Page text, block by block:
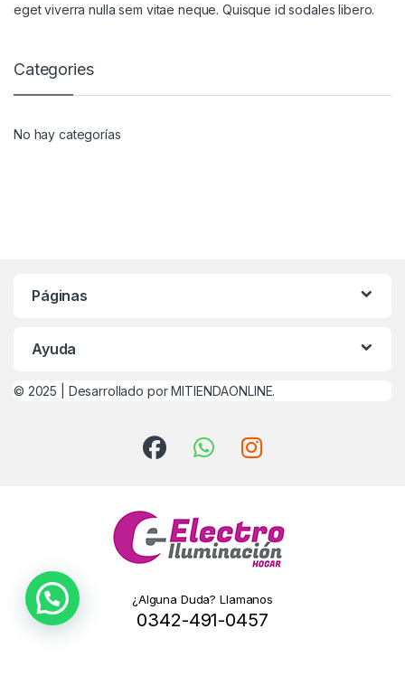
eget viverra nulla sem vitae neque. Quisque id sodales libero.
Categories
No hay categorías
Páginas
Ayuda
© 2025 | Desarrollado por MITIENDAONLINE.
¿Alguna Duda? Llamanos
0342-491-0457